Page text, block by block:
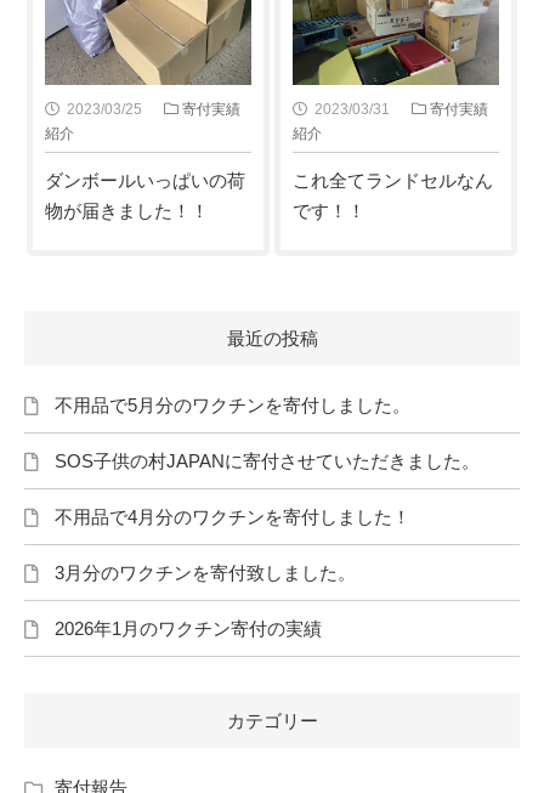
2023/03/25
寄付実績
紹介
ダンボールいっぱいの荷
物が届きました！！
2023/03/31
寄付実績
紹介
これ全てランドセルなん
です！！
最近の投稿
不用品で5月分のワクチンを寄付しました。
SOS子供の村JAPANに寄付させていただきました。
不用品で4月分のワクチンを寄付しました！
3月分のワクチンを寄付致しました。
2026年1月のワクチン寄付の実績
カテゴリー
寄付報告